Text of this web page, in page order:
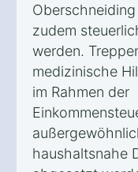
zudem
werden.
medizinische
im Rahmen der
haushaltsnahe